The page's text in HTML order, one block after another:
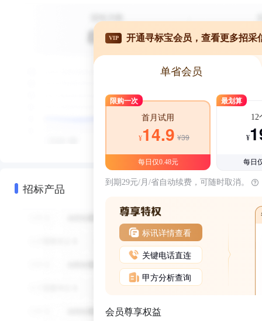
招标产品
VIP 开通寻标宝会员，查看更多招采
单省会员
限购一次
首月试用
¥14.9 ¥39
每日仅0.48元
最划算
12
¥
每日
到期29元/月/省自动续费，可随时取消。
标讯详情查看
关键电话直连
甲方分析查询
会员尊享权益